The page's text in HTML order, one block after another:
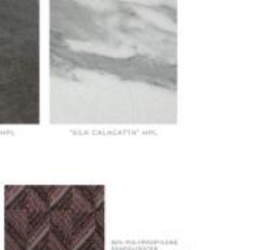
на всех этапах
Все международные
стандартами. Клиенты могут
товара.